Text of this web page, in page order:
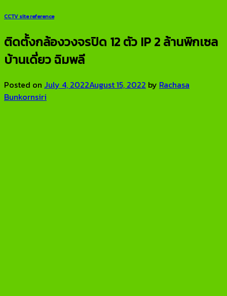
CCTV site reference
ติดตั้งกล้องวงจรปิด 12 ตัว IP 2 ล้านพิกเซล
บ้านเดี่ยว ฉิมพลี
Posted on July 4, 2022August 15, 2022 by Rachasa
Bunkornsiri